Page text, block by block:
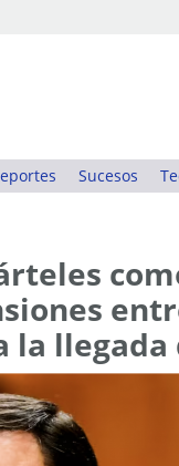
Sucesos
la